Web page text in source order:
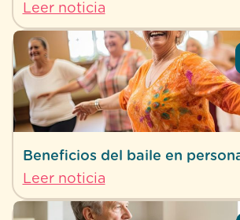
Leer noticia
Beneficios del baile en
Leer noticia